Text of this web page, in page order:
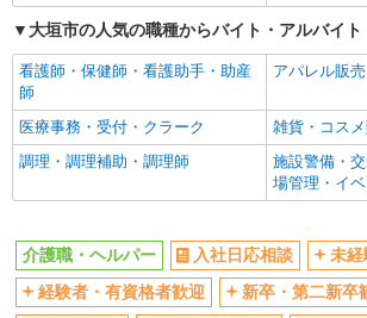
大垣市の人気の職種からバイト・アルバイ
看護師・保健師・看護助手・助産
師
アパレル販売
医療事務・受付・クラーク
雑貨・コス
調理・調理補助・調理師
施設警備・
場管理・イ
介護職・ヘルパー 入社日応相談
未経
経験者・有資格者歓迎
新卒・第二新卒